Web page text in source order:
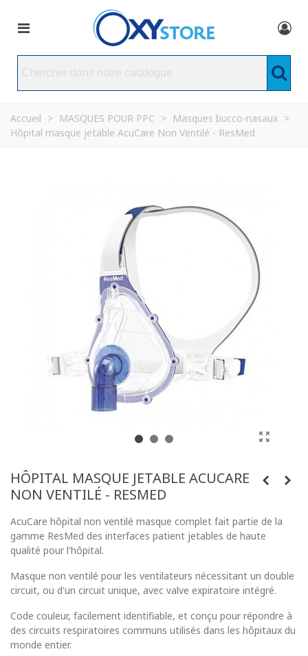
Accueil > MASQUES POUR PPC > Masques bucco-nasaux >
Hôpital masque jetable AcuCare Non Ventilé - ResMed
HÔPITAL MASQUE JETABLE ACUCARE
NON VENTILÉ - RESMED
AcuCare hôpital non ventilé masque complet fait partie de la
gamme ResMed des interfaces patient jetables de haute
qualité pour l'hôpital.
Masque non ventilé pour les ventilateurs nécessitant un double
circuit, ou d'un circuit unique, avec valve expiratoire intégré.
Code couleur, facilement identifiable, et conçu pour répondre à
des circuits respiratoires communs utilisés dans les hôpitaux du
monde entier.